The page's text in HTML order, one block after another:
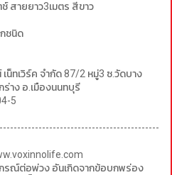
สายยาว3เมตร สีขาว
ชนิด
น็ทเวิร์ค จำกัด 87/2 หมู่3 ซ.วัดบาง
ร่าง อ.เมืองนนทบุรี
5
รณ์ต่อพ่วง อันเกิดจากข้อบกพร่อง